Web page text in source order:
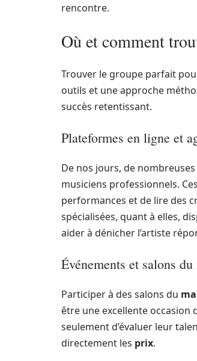
rencontre.
Où et comment
Trouver le groupe parfait
outils et une approche
succès retentissant.
Plateformes en ligne et
De nos jours, de
musiciens professionnels.
performances et de lire des
spécialisées, quant à elles,
aider à dénicher l’artiste
Événements et salons du
Participer à des salons du
être une excellente
seulement d’évaluer leur
directement les prix.